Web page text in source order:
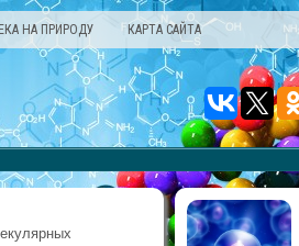
НА ПРИРОДУ КАРТА САЙТА